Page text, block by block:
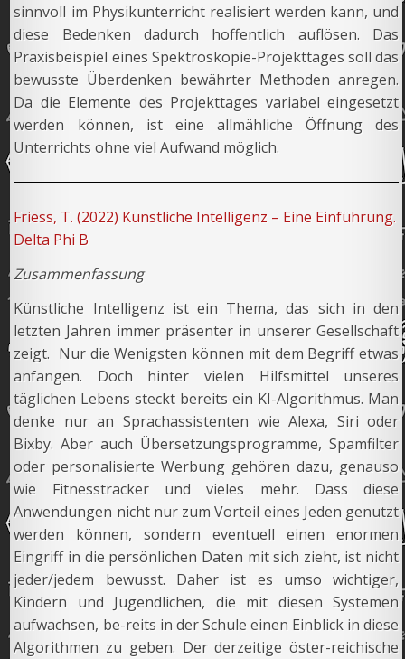
sinnvoll im Physikunterricht realisiert werden kann, und
diese Bedenken dadurch hoffentlich auflösen. Das
Praxisbeispiel eines Spektroskopie-Projekttages soll das
bewusste Überdenken bewährter Methoden anregen.
Da die Elemente des Projekttages variabel eingesetzt
werden können, ist eine allmähliche Öffnung des
Unterrichts ohne viel Aufwand möglich.
Friess, T. (2022) Künstliche Intelligenz – Eine Einführung.
Delta Phi B
Zusammenfassung
Künstliche Intelligenz ist ein Thema, das sich in den
letzten Jahren immer präsenter in unserer Gesellschaft
zeigt. Nur die Wenigsten können mit dem Begriff etwas
anfangen. Doch hinter vielen Hilfsmittel unseres
täglichen Lebens steckt bereits ein KI-Algorithmus. Man
denke nur an Sprachassistenten wie Alexa, Siri oder
Bixby. Aber auch Übersetzungsprogramme, Spamfilter
oder personalisierte Werbung gehören dazu, genauso
wie Fitnesstracker und vieles mehr. Dass diese
Anwendungen nicht nur zum Vorteil eines Jeden genutzt
werden können, sondern eventuell einen enormen
Eingriff in die persönlichen Daten mit sich zieht, ist nicht
jeder/jedem bewusst. Daher ist es umso wichtiger,
Kindern und Jugendlichen, die mit diesen Systemen
aufwachsen, be-reits in der Schule einen Einblick in diese
Algorithmen zu geben. Der derzeitige öster-reichische